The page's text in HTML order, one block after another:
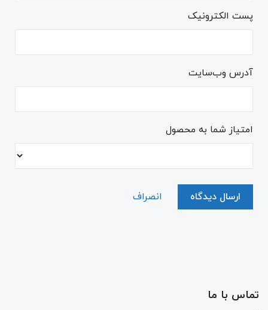
پست الکترونیک
آدرس وب‌سایت
امتیاز شما به محصول
ارسال دیدگاه انصراف
تماس با ما